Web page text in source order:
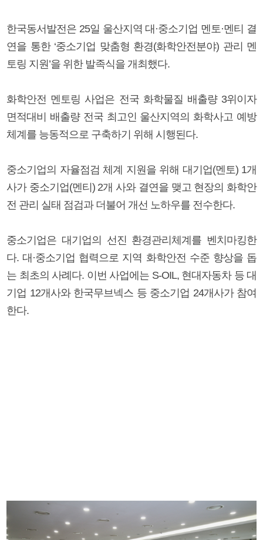
한국동서발전은 25일 울산지역 대·중소기업 멘토·멘티 결
연을 통한 ‘중소기업 맞춤형 환경(화학안전분야) 관리 멘
토링 지원’을 위한 발족식을 개최했다.
화학안전 멘토링 사업은 전국 화학물질 배출량 3위이자
면적대비 배출량 전국 최고인 울산지역의 화학사고 예방
체계를 능동적으로 구축하기 위해 시행된다.
중소기업의 자율점검 체계 지원을 위해 대기업(멘토) 1개
사가 중소기업(멘티) 2개 사와 결연을 맺고 현장의 화학안
전 관리 실태 점검과 더불어 개선 노하우를 전수한다.
중소기업은 대기업의 선진 환경관리체계를 벤치마킹한
다. 대·중소기업 협력으로 지역 화학안전 수준 향상을 돕
는 최초의 사례다. 이번 사업에는 S-OIL, 현대자동차 등 대
기업 12개사와 한국무브넥스 등 중소기업 24개사가 참여
한다.